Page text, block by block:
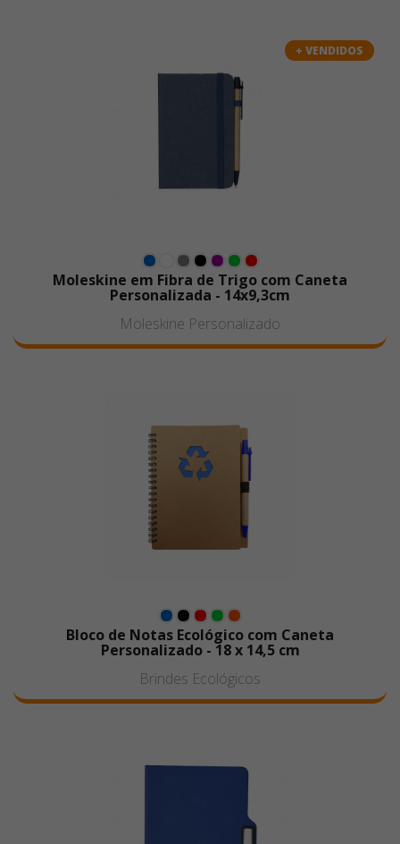
+ VENDIDOS
Moleskine em Fibra de Trigo com Caneta
Personalizada - 14x9,3cm
Moleskine Personalizado
Bloco de Notas Ecológico com Caneta
Personalizado - 18 x 14,5 cm
Brindes Ecológicos